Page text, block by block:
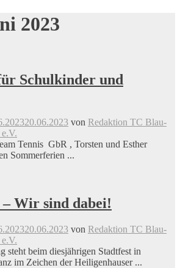
2023
Schulkinder und
20.06.2023 von Redaktion TC Blau-
Tennis GbR , Torsten und Esther
Sommerferien ...
– Wir sind dabei!
20.06.2023 von Redaktion TC Blau-
steht beim diesjährigen Stadtfest in
im Zeichen der Heiligenhauser ...